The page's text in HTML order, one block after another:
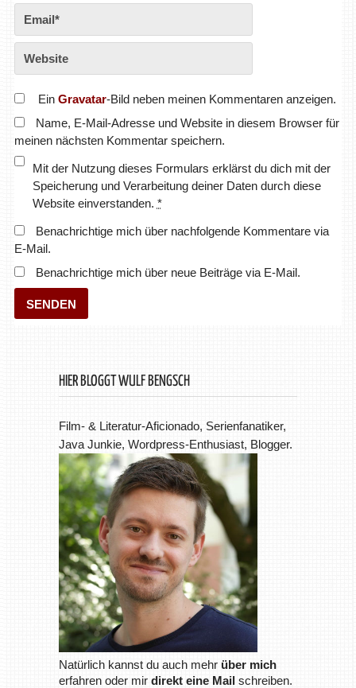
Ein Gravatar-Bild neben meinen Kommentaren anzeigen.
Name, E-Mail-Adresse und Website in diesem Browser für
meinen nächsten Kommentar speichern.
Mit der Nutzung dieses Formulars erklärst du dich mit der
Speicherung und Verarbeitung deiner Daten durch diese
Website einverstanden. *
Benachrichtige mich über nachfolgende Kommentare via
E-Mail.
Benachrichtige mich über neue Beiträge via E-Mail.
HIER BLOGGT WULF BENGSCH
Film- & Literatur-Aficionado, Serienfanatiker,
Java Junkie, Wordpress-Enthusiast, Blogger.
Natürlich kannst du auch mehr über mich
erfahren oder mir direkt eine Mailschreiben.